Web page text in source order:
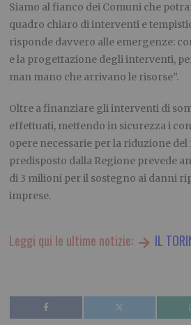
Siamo al fianco dei Comuni che
quadro chiaro di interventi e
risponde davvero alle emergenze:
e la progettazione degli interventi,
man mano che arrivano le risorse”.
Oltre a finanziare gli interventi di
effettuati, mettendo in sicurezza i
opere necessarie per la riduzione
predisposto dalla Regione prevede
di 3 milioni per il sostegno ai danni
imprese.
Leggi qui le ultime notizie: IL